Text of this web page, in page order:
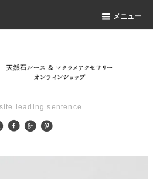
メニュー
leading sentence